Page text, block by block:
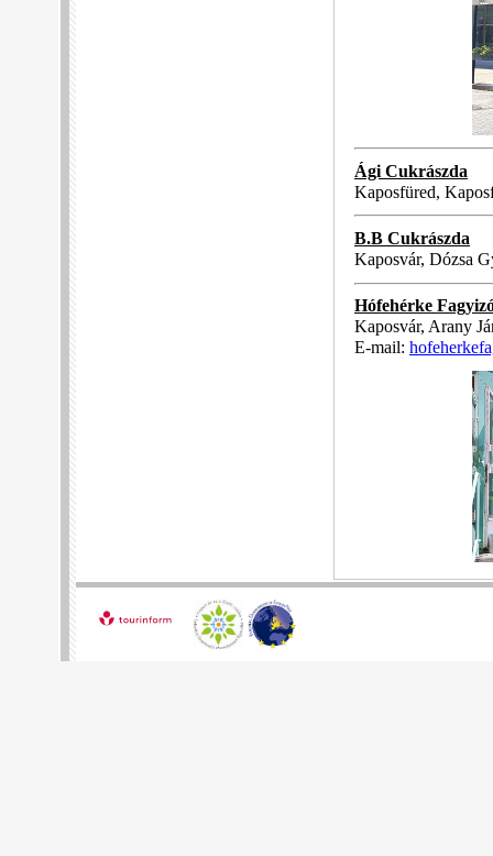
Ági Cukrászda
Kaposfüred,
B.B Cukrászda
Kaposvár, Dózsa
Hófehérke
Kaposvár, Arany
E-mail: